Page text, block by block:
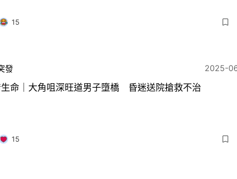
15
發 2025-
命｜大角咀深旺道男子墮橋 昏迷送院搶救不治
15